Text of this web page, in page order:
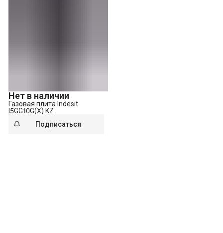
Нет в наличии
Газовая плита Indesit
I5GG10G(X) KZ
Подписаться